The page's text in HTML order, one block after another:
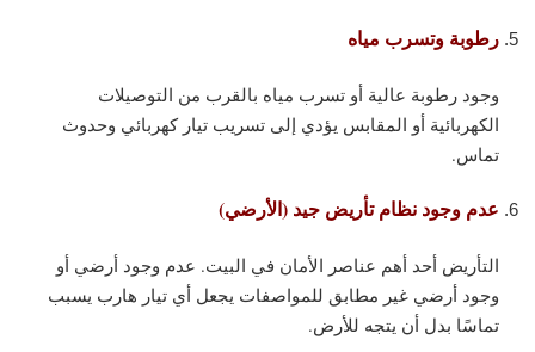
رطوبة وتسرب مياه
وجود رطوبة عالية أو تسرب مياه بالقرب من التوصيلات
الكهربائية أو المقابس يؤدي إلى تسريب تيار كهربائي وحدوث
تماس.
عدم وجود نظام تأريض جيد (الأرضي)
التأريض أحد أهم عناصر الأمان في البيت. عدم وجود أرضي أو
وجود أرضي غير مطابق للمواصفات يجعل أي تيار هارب يسبب
تماسًا بدل أن يتجه للأرض.